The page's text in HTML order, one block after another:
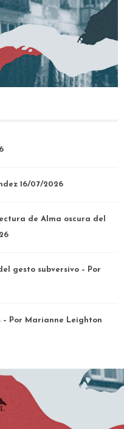
16/07/2026
de Alma oscura del
gesto subversivo – Por
Por Marianne Leighton